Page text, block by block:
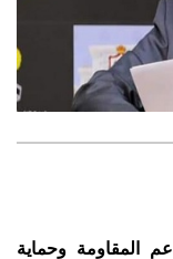
المقاومة وحماية